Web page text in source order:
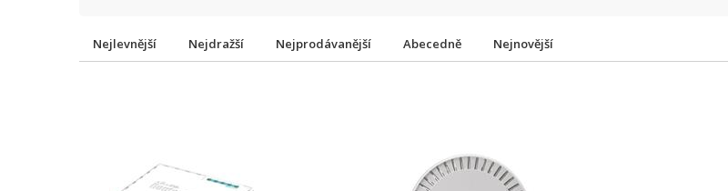
Nejlevnější Nejdražší Nejprodávanější Abecedně Nejnovější